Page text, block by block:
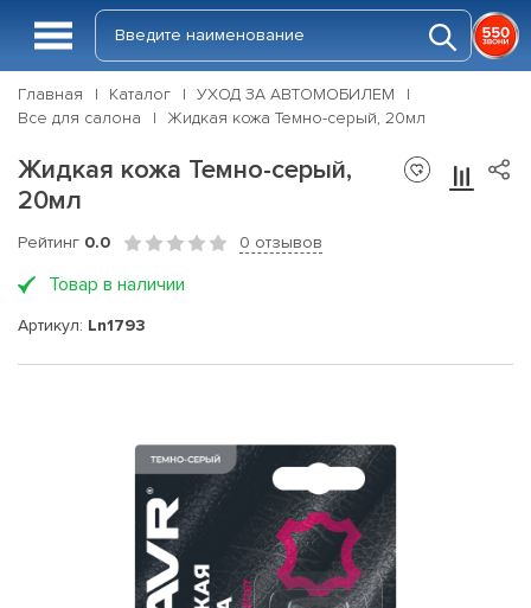
Главная Каталог
УХОД ЗА АВТОМОБИЛЕМ
Все для салона
Жидкая кожа Темно-серый, 20мл
Жидкая кожа Темно-серый,
20мл
Рейтинг 0.0 0 отзывов
Товар в наличии
Артикул: Ln1793